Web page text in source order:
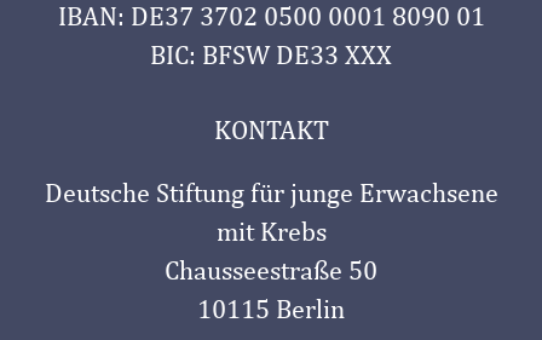
IBAN: DE37 3702 0500 0001 8090 01
BIC: BFSW DE33 XXX
KONTAKT
Deutsche Stiftung für junge Erwachsene
mit Krebs
Chausseestraße 50
10115 Berlin